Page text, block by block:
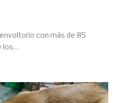
con más de 85
los…